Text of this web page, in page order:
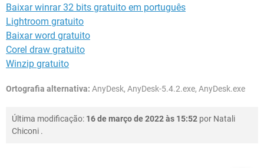
Baixar winrar 32 bits gratuito em português
Lightroom gratuito
Baixar word gratuito
Corel draw gratuito
Winzip gratuito
Ortografia alternativa: AnyDesk, AnyDesk-5.4.2.exe, AnyDesk.exe
Última modificação: 16 de março de 2022 às 15:52 por Natali
Chiconi .